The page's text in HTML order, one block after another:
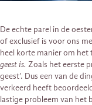
De echte parel in de
of exclusief is voor ons
heel korte manier om het
geest is. Zoals het eerste
geest’. Dus een van de
verkeerd heeft
lastige probleem van het